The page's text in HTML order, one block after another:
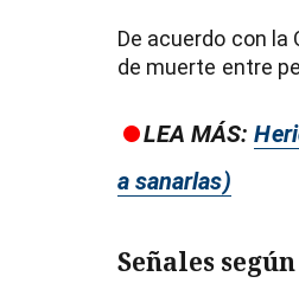
De acuerdo con la
de muerte entre
LEA MÁS:
a sanarlas)
Señales